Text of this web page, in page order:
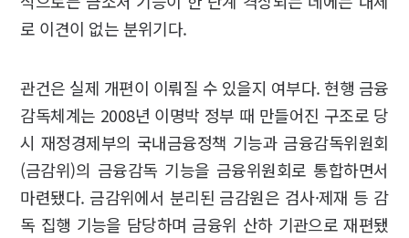
로 이견이 없는 분위기다.
관건은 실제 개편이 이뤄질 수 있을지 여부다. 현행 금융
감독체계는 2008년 이명박 정부 때 만들어진 구조로 당
시 재정경제부의 국내금융정책 기능과 금융감독위원회
(금감위)의 금융감독 기능을 금융위원회로 통합하면서
마련됐다. 금감위에서 분리된 금감원은 검사·제재 등 감
독 집행 기능을 담당하며 금융위 산하 기관으로 재편됐